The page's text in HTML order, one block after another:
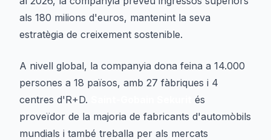
als 180 milions d'euros, mantenint la seva
estratègia de creixement sostenible.
A nivell global, la companyia dona feina a 14.000
persones a 18 països, amb 27 fàbriques i 4
centres d'R+D.
és
proveïdor de la majoria de fabricants d'automòbils
mundials i també treballa per als mercats